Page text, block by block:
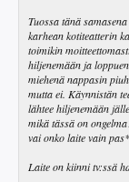
Tuossa tänä
karhean kotiteatterin
toimikin
hiljenemään ja
miehenä nappasin
mutta ei. Käynnistän
lähtee hiljenemään
mikä tässä on
vai onko laite vain
Laite on kiinni tv:ssä